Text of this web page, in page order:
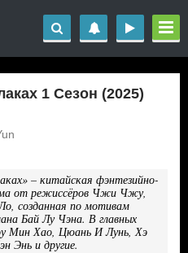
1 Сезон (2025)
– китайская фэнтезийно-
от режиссёров Чжи Чжу,
созданная по мотивам
Бай Лу Чэна. В главных
Мин Хао, Цюань И Лунь, Хэ
Энь и другие.